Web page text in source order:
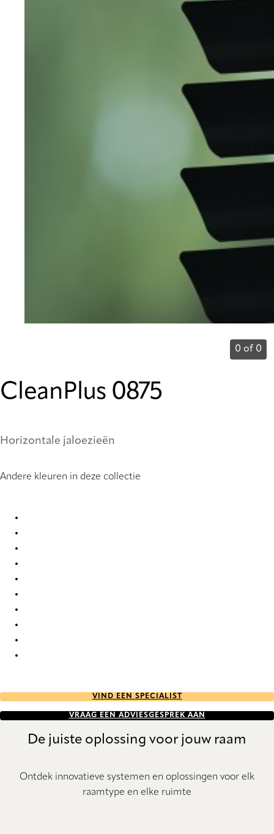
0 of 0
CleanPlus 0875
Horizontale jaloezieën
Andere kleuren in deze collectie
VIND EEN SPECIALIST
VRAAG EEN ADVIESGESPREK AAN
De juiste oplossing voor jouw raam
Ontdek innovatieve systemen en oplossingen voor elk
raamtype en elke ruimte